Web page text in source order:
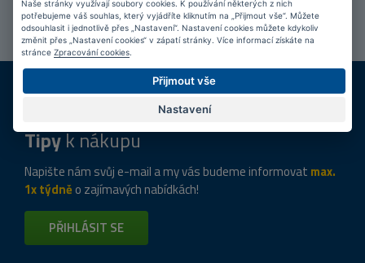
PŘIPOJIT SE
Při nákupu nad 2 000 Kč
KAMENNÉ PRODEJNY
Jsme na trhu více než 10 let
Tipyk nákupu
Napište nám svůj e-mail a my vás budeme informovat max.
1x týdně o zajímavých nabídkách!
PŘIHLÁSIT SE
Naše stránky využívají soubory cookies. K používání některých z nich
potřebujeme váš souhlas, který vyjádříte kliknutím na „Přijmout vše“. Můžete
odsouhlasit i jednotlivě přes „Nastavení“. Nastavení cookies můžete kdykoliv
změnit přes „Nastavení cookies“ v zápatí stránky. Více informací získáte na
stránce Zpracování cookies
Přijmout vše
Nastavení